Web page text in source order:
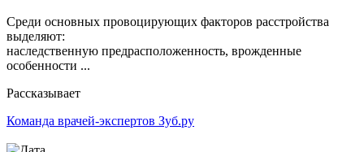
Среди основных провоцирующих факторов расстройства
выделяют:
наследственную предрасположенность, врожденные
особенности ...
Рассказывает
Команда врачей-экспертов Зуб.ру